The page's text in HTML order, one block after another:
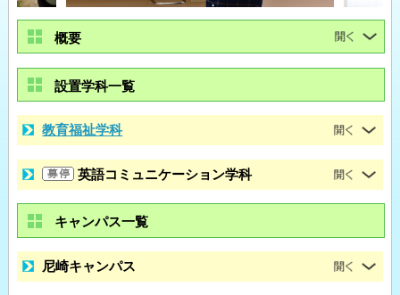
概要
設置学科一覧
教育福祉学科
英語コミュニケーション学科
キャンパス一覧
尼崎キャンパス